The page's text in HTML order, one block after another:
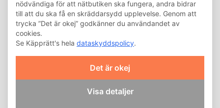
nödvändiga för att nätbutiken ska fungera, andra bidrar
till att du ska få en skräddarsydd upplevelse. Genom att
trycka ”Det är okej” godkänner du användandet av
cookies.
Se Käpprätt's hela dataskyddspolicy.
Det är okej
Visa detaljer